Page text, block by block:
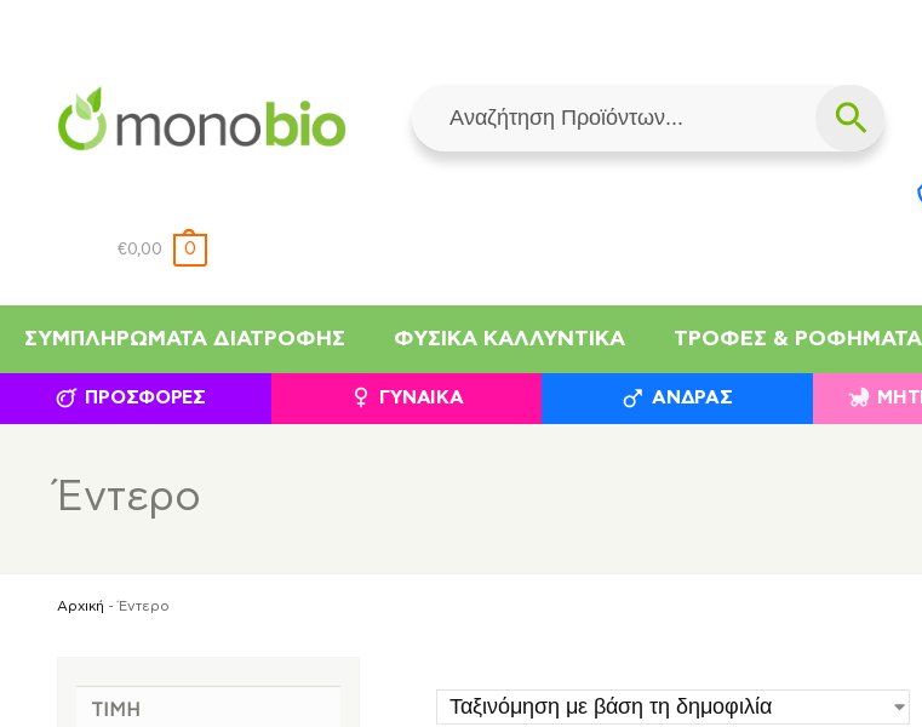
€0,00 0
ΣΥΜΠΛΗΡΏΜΑΤΑ ΔΙΑΤΡΟΦΉΣ ΦΥΣΙΚΆ ΚΑΛΛΥΝΤΙΚΆ ΤΡΟΦΈΣ & ΡΟΦΉΜΑΤΑ
ΠΡΟΣΦΟΡΈΣ ΓΥΝΑΊΚΑ ΆΝΔΡΑΣ
Έντερο
Αρχική -Έντερο
ΤΙΜΉ